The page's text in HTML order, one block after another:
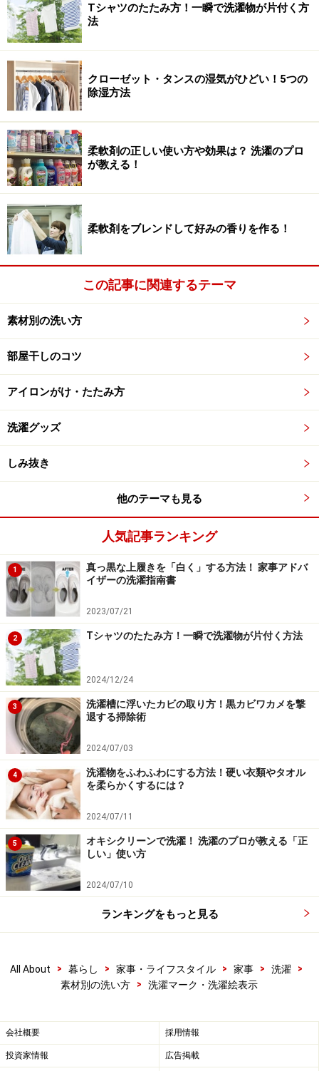
■手洗い、または洗濯機の手洗いコースOK
装飾の多いものを除き、手洗いか洗濯機の手洗いコース
で洗うことができます（表では3番目）。ふんわりした
風合いの服やセーターなどデリケートな素材の衣類に書
かれていることが多く、これらを洗濯機の通常コースで
洗うと風合いがダメになったり、セーターの表面がフェ
ルトのように固まってしまうこともあります。
■ドライクリーニングマーク
く、ドライクリーニングもできるという意味（表では7
番目）。ちなみにドライクリーニングは汗など水溶性の
策のためには、水洗い（ウエット）クリーニングができ
るお店に頼みましょう。まずは行きつけのお店で「汗染
み対策のため、水洗いクリーニングはできますか？」と
聞いてみて！
※記事内容は執筆時点のものです。最新の内容をご確認くださ
い。
Tシャツのたたみ方！一瞬で洗濯物が片付く方
法
クローゼット・タンスの湿気がひどい！5つの
除湿方法
柔軟剤の正しい使い方や効果は？ 洗濯のプロ
が教える！
柔軟剤をブレンドして好みの香りを作る！
この記事に関連するテーマ
素材別の洗い方
部屋干しのコツ
アイロンがけ・たたみ方
洗濯グッズ
しみ抜き
他のテーマも見る
人気記事ランキング
1
真っ黒な上履きを「白く」する方法！ 家事アドバ
イザーの洗濯指南書
2023/07/21
2 Tシャツのたたみ方！一瞬で洗濯物が片付く方法
2024/12/24
3
洗濯槽に浮いたカビの取り方！黒カビワカメを撃
退する掃除術
2024/07/03
4
洗濯物をふわふわにする方法！硬い衣類やタオル
を柔らかくするには？
2024/07/11
5
オキシクリーンで洗濯！ 洗濯のプロが教える「正
しい」使い方
2024/07/10
ランキングをもっと見る
All About > 暮らし > 家事・ライフスタイル > 家事 > 洗濯
>
素材別の洗い方
> 洗濯マーク・洗濯絵表示
会社概要 採用情報
投資家情報 広告掲載